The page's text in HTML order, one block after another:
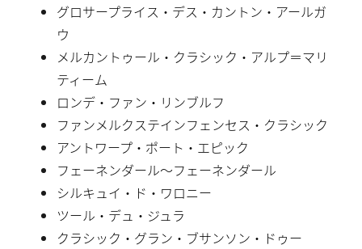
グロサープライス・デス・カントン・アールガ
ウ
メルカントゥール・クラシック・アルプ＝マリ
ティーム
ロンデ・ファン・リンブルフ
ファンメルクステインフェンセス・クラシック
アントワープ・ポート・エピック
フェーネンダール〜フェーネンダール
シルキュイ・ド・ワロニー
ツール・デュ・ジュラ
クラシック・グラン・ブサンソン・ドゥー